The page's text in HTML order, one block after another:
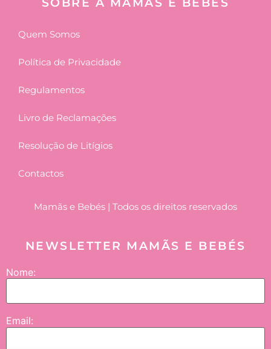
Quem Somos
Política de Privacidade
Regulamentos
Livro de Reclamações
Resolução de Litígios
Contactos
Mamãs e Bebés | Todos os direitos reservados
NEWSLETTER MAMÃS E BEBÉS
Nome:
Email: